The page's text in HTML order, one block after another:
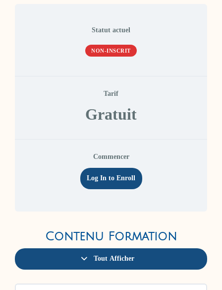
Statut actuel
NON-INSCRIT
Tarif
Gratuit
Commencer
Log In to Enroll
Contenu Formation
Tout Afficher
Modules